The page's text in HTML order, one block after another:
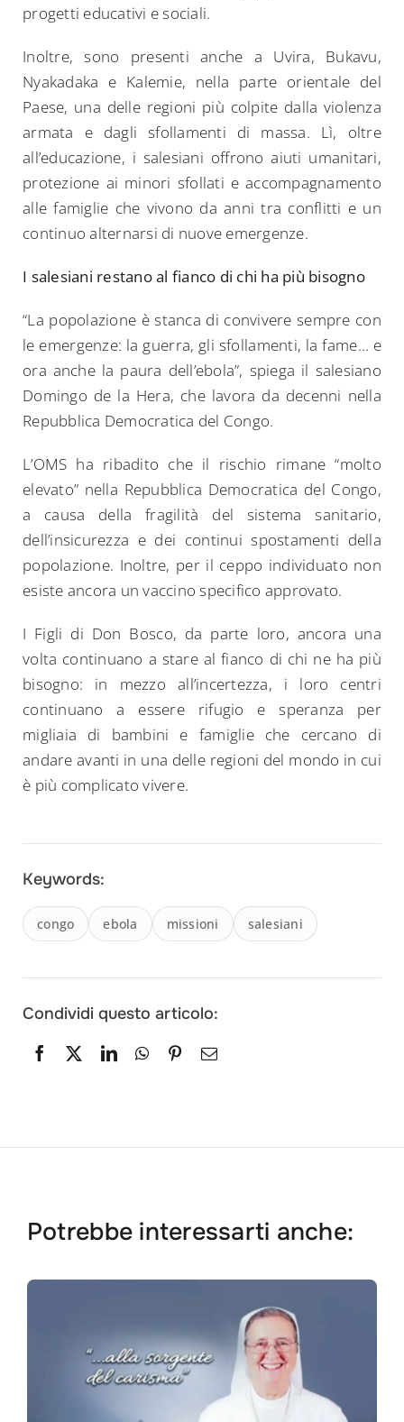
progetti educativi e sociali.
Inoltre, sono presenti anche a Uvira, Bukavu,
Nyakadaka e Kalemie, nella parte orientale del
Paese, una delle regioni più colpite dalla violenza
armata e dagli sfollamenti di massa. Lì, oltre
all’educazione, i salesiani offrono aiuti umanitari,
protezione ai minori sfollati e accompagnamento
alle famiglie che vivono da anni tra conflitti e un
continuo alternarsi di nuove emergenze.
I salesiani restano al fianco di chi ha più bisogno
“La popolazione è stanca di convivere sempre con
le emergenze: la guerra, gli sfollamenti, la fame… e
ora anche la paura dell’ebola”, spiega il salesiano
Domingo de la Hera, che lavora da decenni nella
Repubblica Democratica del Congo.
L’OMS ha ribadito che il rischio rimane “molto
elevato” nella Repubblica Democratica del Congo,
a causa della fragilità del sistema sanitario,
dell’insicurezza e dei continui spostamenti della
popolazione. Inoltre, per il ceppo individuato non
esiste ancora un vaccino specifico approvato.
I Figli di Don Bosco, da parte loro, ancora una
volta continuano a stare al fianco di chi ne ha più
bisogno: in mezzo all’incertezza, i loro centri
continuano a essere rifugio e speranza per
migliaia di bambini e famiglie che cercano di
andare avanti in una delle regioni del mondo in cui
è più complicato vivere.
Keywords:
congo ebola missioni salesiani
Condividi questo articolo:
Potrebbe interessarti anche:
Search
for: